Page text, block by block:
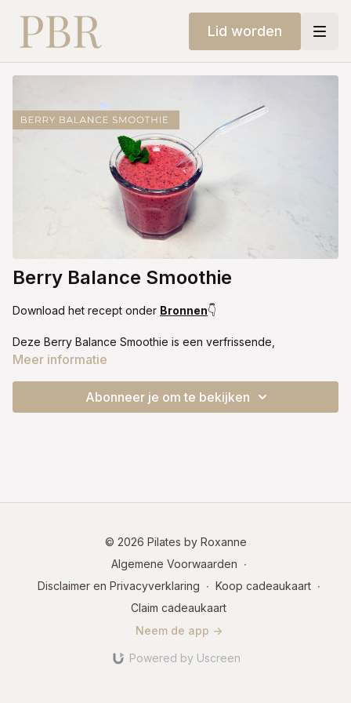
Lid worden
Berry Balance Smoothie
Download het recept onder Bronnen👇
Deze Berry Balance Smoothie is een verfrissende,
hydraterende blend die perfect past bij je ovulatiefase. De
helpt ontgiften en verfrissen. Deze combinatie ondersteunt je
Meer informatie
Abonneer je om te bekijken
© 2026 Pilates by Roxanne
Algemene Voorwaarden ∙
Disclaimer en Privacyverklaring ∙ Koop cadeaukaart ∙
Claim cadeaukaart
Neem de app ->
Powered by Uscreen